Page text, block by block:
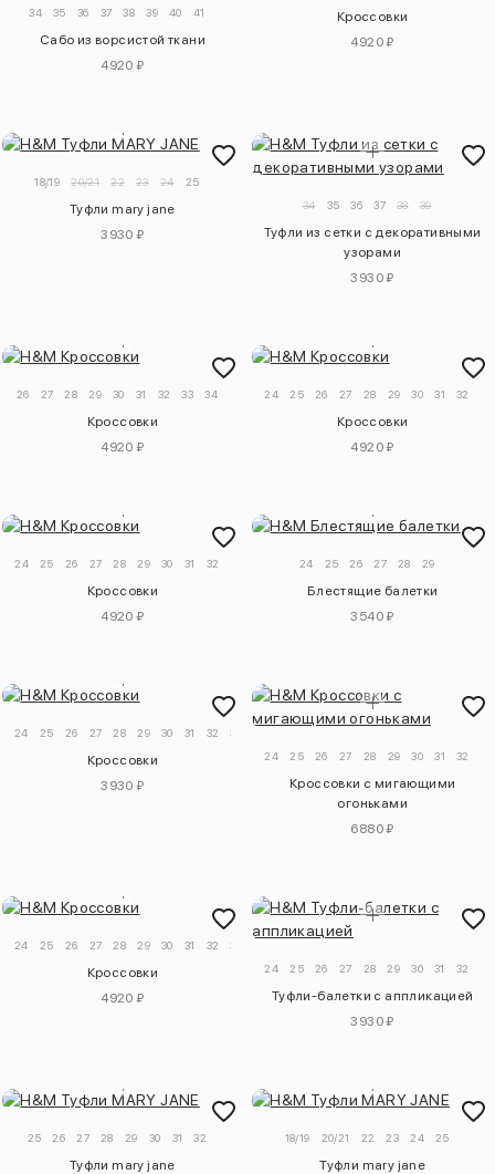
34 35 36 37 38 39 40 41
Сабо из ворсистой ткани
4920 ₽
Кроссовки
4920 ₽
18/19 20/21 22 23 24 25
Туфли mary jane
3930 ₽
34 35 36 37 38 39
Туфли из сетки с декоративными
узорами
3930 ₽
26 27 28 29 30 31 32 33 34
Кроссовки
4920 ₽
24 25 26 27 28 29 30 31 32
Кроссовки
4920 ₽
24 25 26 27 28 29 30 31 32
Кроссовки
4920 ₽
24 25 26 27 28 29
Блестящие балетки
3540 ₽
24 25 26 27 28 29 30 31 32 33
Кроссовки
3930 ₽
24 25 26 27 28 29 30 31 32
Кроссовки с мигающими
огоньками
6880 ₽
24 25 26 27 28 29 30 31 32 33
Кроссовки
4920 ₽
24 25 26 27 28 29 30 31 32
Туфли-балетки с аппликацией
3930 ₽
25 26 27 28 29 30 31 32
Туфли mary jane
18/19 20/21 22 23 24 25
Туфли mary jane